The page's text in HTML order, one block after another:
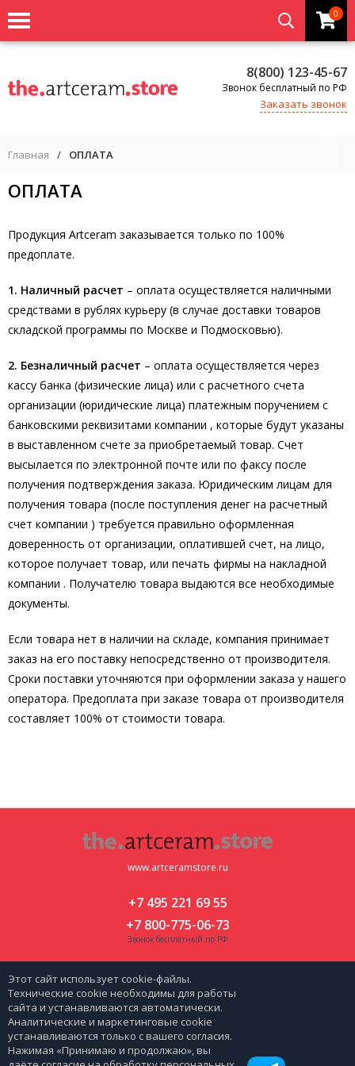
0
8(800) 123-45-67
Звонок бесплатный по РФ
Заказать звонок
Главная / ОПЛАТА
ОПЛАТА
Продукция Artceram заказывается только по 100%
предоплате.
1. Наличный расчет – оплата осуществляется наличными
средствами в рублях курьеру (в случае доставки товаров
складской программы по Москве и Подмосковью).
2. Безналичный расчет – оплата осуществляется через
кассу банка (физические лица) или с расчетного счета
организации (юридические лица) платежным поручением с
банковскими реквизитами компании , которые будут указаны
в выставленном счете за приобретаемый товар. Счет
высылается по электронной почте или по факсу после
получения подтверждения заказа. Юридическим лицам для
получения товара (после поступления денег на расчетный
счет компании ) требуется правильно оформленная
доверенность от организации, оплатившей счет, на лицо,
которое получает товар, или печать фирмы на накладной
компании . Получателю товара выдаются все необходимые
документы.
Если товара нет в наличии на складе, компания принимает
заказ на его поставку непосредственно от производителя.
Сроки поставки уточняются при оформлении заказа у нашего
оператора. Предоплата при заказе товара от производителя
составляет 100% от стоимости товара.
www.artceramstore.ru
+7 495 221 69 55
+7 800-775-06-73
Звонок бесплатный по РФ
zakaz@artceramstore.ru
Политика персональных данных
Этот сайт использует cookie-файлы.
Технические cookie необходимы для работы
сайта и устанавливаются автоматически.
Аналитические и маркетинговые cookie
устанавливаются только с вашего согласия.
Нажимая «Принимаю и продолжаю», вы